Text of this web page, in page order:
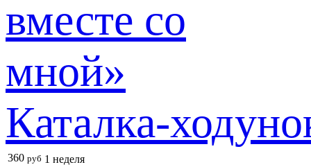
Каталка-
360 руб 1 неделя